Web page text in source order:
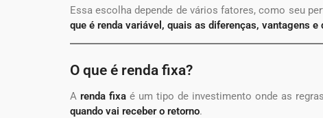
Essa escolha depende de vários fatores, como seu
que é renda variável, quais as diferenças, vantagens
O que é renda fixa?
A renda fixaé um tipo de investimento onde as
quando vai receber o retorno.